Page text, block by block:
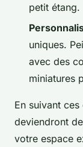
petit étang.
uniques.
avec des
miniatures
En suivant
deviendront
votre espace